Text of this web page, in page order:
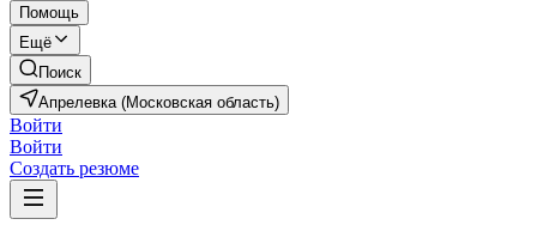
Помощь
Ещё
Поиск
Апрелевка (Московская область)
Войти
Войти
Создать резюме